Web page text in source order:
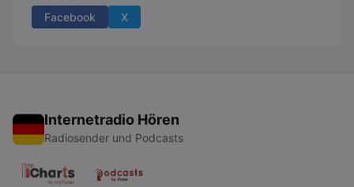
Facebook X
Internetradio Hören
Radiosender und Podcasts